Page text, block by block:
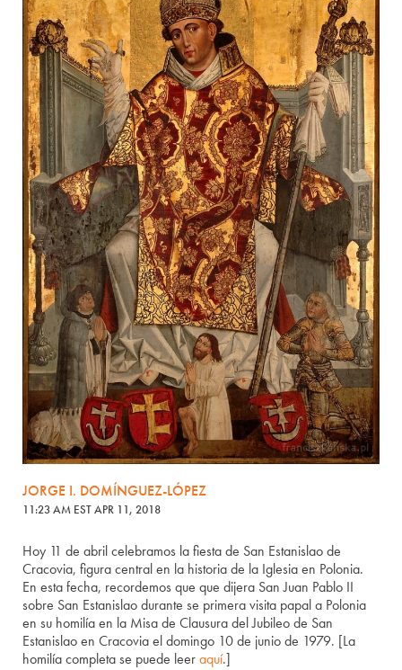
JORGE I. DOMÍNGUEZ-LÓPEZ
11:23 AM EST APR 11, 2018
Hoy 11 de abril celebramos la fiesta de San Estanislao de
Cracovia, figura central en la historia de la Iglesia en Polonia.
En esta fecha, recordemos que que dijera San Juan Pablo II
sobre San Estanislao durante se primera visita papal a Polonia
en su homilía en la Misa de Clausura del Jubileo de San
Estanislao en Cracovia el domingo 10 de junio de 1979. [La
homilía completa se puede leeraquí.]